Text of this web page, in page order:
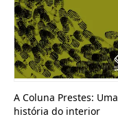
A Coluna Prestes: Uma
história do interior